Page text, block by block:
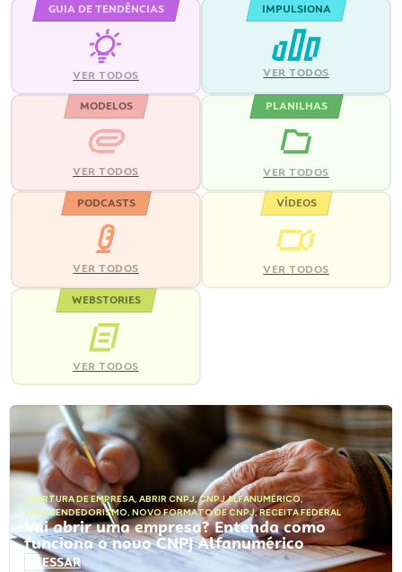
GUIA DE TENDÊNCIAS
VER TODOS
IMPULSIONA
VER TODOS
MODELOS
VER TODOS
PLANILHAS
VER TODOS
PODCASTS
VER TODOS
VÍDEOS
VER TODOS
WEBSTORIES
VER TODOS
ABERTURA DE EMPRESA, ABRIR CNPJ,CNPJ ALFANUMÉRICO,
EMPREENDEDORISMO, NOVO FORMATO DE CNPJ,RECEITA FEDERAL
Vai abrir uma empresa? Entenda como
funciona o novo CNPJ Alfanumérico
ACESSAR